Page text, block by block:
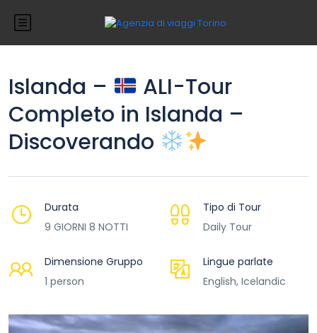
Islanda –
ALI-Tour
Completo in Islanda –
Discoverando
Durata
9 GIORNI 8 NOTTI
Tipo di Tour
Daily Tour
Dimensione Gruppo
1 person
Lingue parlate
English, Icelandic